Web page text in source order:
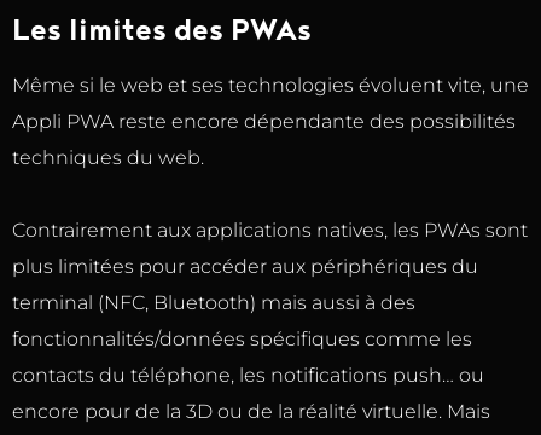
Les limites des PWAs
Même si le web et ses technologies évoluent vite, une
Appli PWA reste encore dépendante des possibilités
techniques du web.
Contrairement aux applications natives, les PWAs sont
plus limitées pour accéder aux périphériques du
terminal (NFC, Bluetooth) mais aussi à des
fonctionnalités/données spécifiques comme les
contacts du téléphone, les notifications push… ou
encore pour de la 3D ou de la réalité virtuelle. Mais